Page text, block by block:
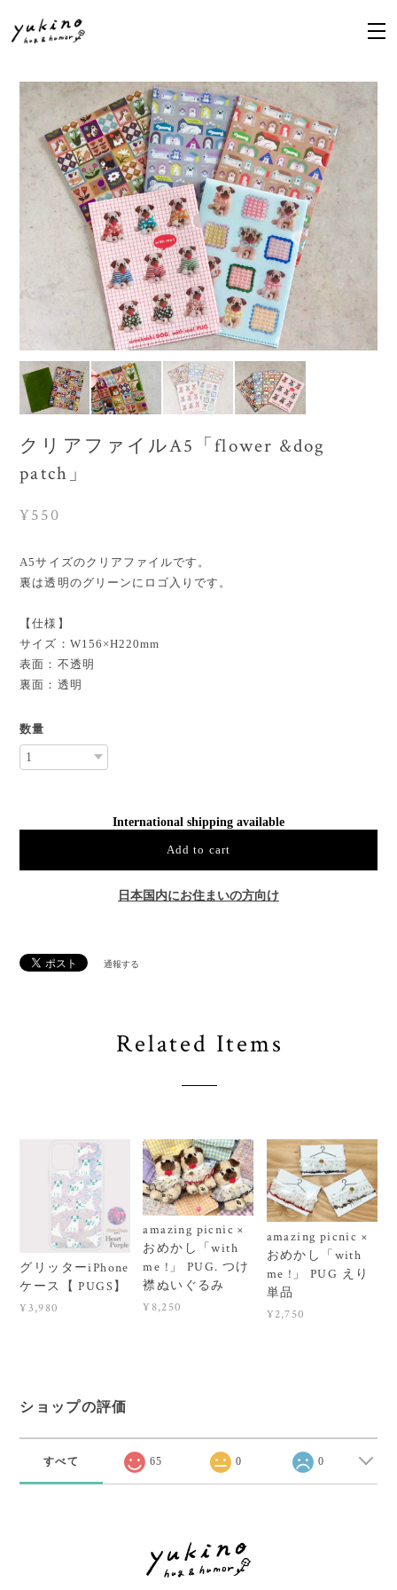
クリアファイルA5「flower &dog
patch」
¥550
A5サイズのクリアファイルです。
裏は透明のグリーンにロゴ入りです。
【仕様】
サイズ：W156×H220mm
表面：不透明
裏面：透明
数量
International shipping available
Add to cart
日本国内にお住まいの方向け
通報する
Related Items
グリッターiPhone
ケース【 PUGS】
¥3,980
amazing picnic ×
おめかし「with
me !」 PUG. つけ
襟ぬいぐるみ
¥8,250
amazing picnic ×
おめかし「with
me !」 PUG えり
単品
¥2,750
ショップの評価
すべて 65 0 0